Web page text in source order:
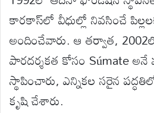
కారకాస్‌లో వీధుల్లో నివసించే
అందించేవారు. ఆ తర్వాత,
పారదర్శకత కోసం Súmate అనే
స్థాపించారు, ఎన్నికల సరైన
కృషి చేశారు.